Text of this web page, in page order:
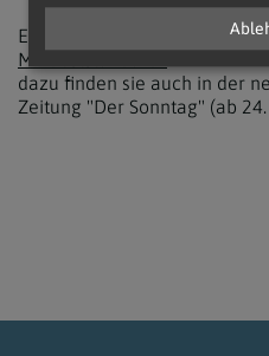
Einen ausführlichen Bericht
Mindeststandard?
dazu finden sie auch in der
Zeitung "Der Sonntag" (ab